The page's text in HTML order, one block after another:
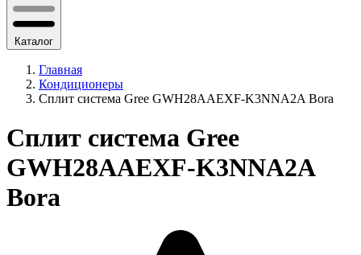
Каталог
Главная
Кондиционеры
Сплит система Gree GWH28AAEXF-K3NNA2A Bora
Сплит система Gree
GWH28AAEXF-K3NNA2A
Bora